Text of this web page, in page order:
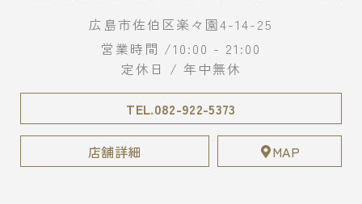
広島市佐伯区楽々園4-14-25
営業時間 /10:00 - 21:00
定休日 / 年中無休
TEL.082-922-5373
店舗詳細 MAP